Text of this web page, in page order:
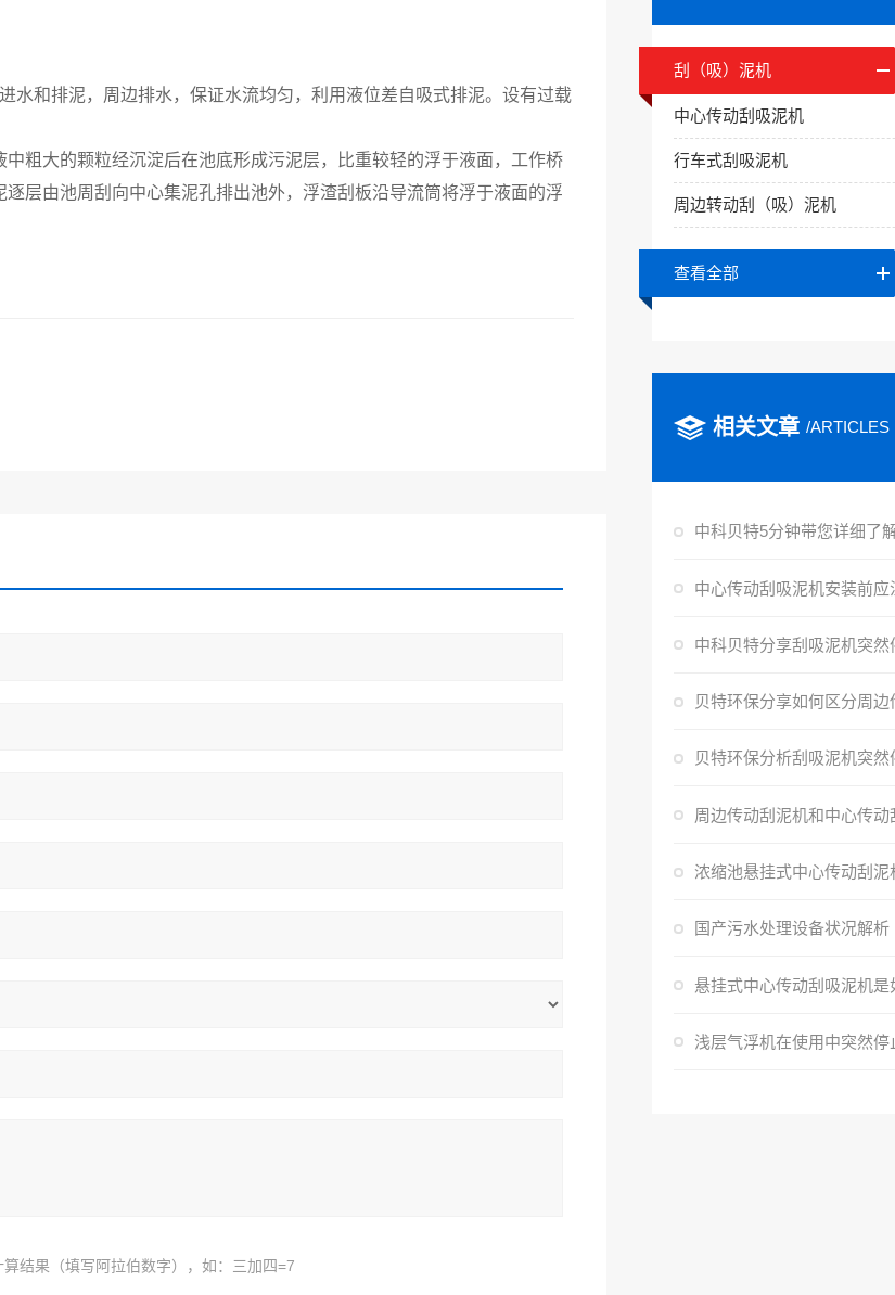
水和排泥，周边排水，保证水流均匀，利用液位差自吸式排泥。设有过载
粗大的颗粒经沉淀后在池底形成污泥层，比重较轻的浮于液面，工作桥
层由池周刮向中心集泥孔排出池外，浮渣刮板沿导流筒将浮于液面的浮
算结果（填写阿拉伯数字），如：三加四=7
刮（吸）泥机
中心传动刮吸泥机
行车式刮吸泥机
周边转动刮（吸）泥机
查看全部
相关文章 /ARTICLES
浓缩池悬挂式中心传动刮泥
国产污水处理设备状况解析